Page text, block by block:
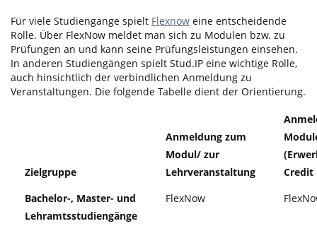
Für viele Studiengänge spielt Flexnow eine entscheidende
Rolle. Über FlexNow meldet man sich zu Modulen bzw. zu
Prüfungen an und kann seine Prüfungsleistungen einsehen.
In anderen Studiengängen spielt Stud.IP eine wichtige Rolle,
auch hinsichtlich der verbindlichen Anmeldung zu
Veranstaltungen. Die folgende Tabelle dient der Orientierung.
Zielgruppe
Anmeldung zum
Modul/ zur
Lehrveranstaltung
Credit
Bachelor-, Master- und
Lehramtsstudiengänge
FlexNow